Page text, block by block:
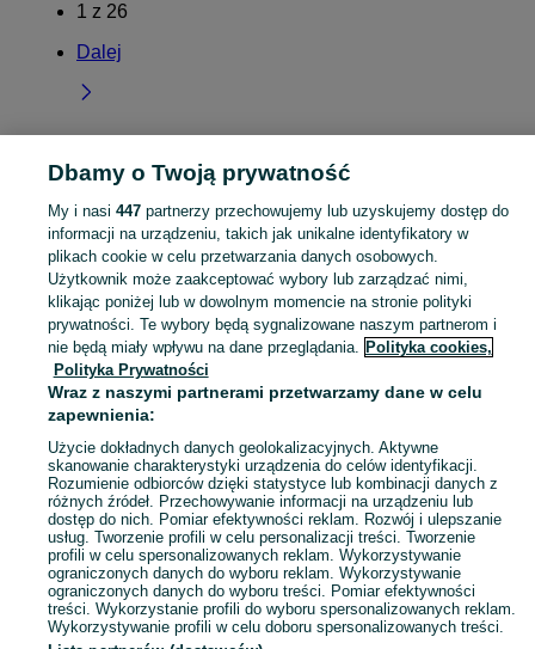
1 z 26
Dalej
Strona główna Małopolskie Łososina Górna
KATEGORIA
Skorzystaj z największego serwisu ogłoszeniowego - Łososina Górna i okolice! Kupuj to, czego pragniesz i sprzedawaj to, czego już nie potrzebujesz! Zobacz
Mapa kategorii
Mapa miejscowości
Mapa ministron
Popularne wyszukiwania
Dbamy o Twoją prywatność
My i nasi 447partnerzy przechowujemy lub uzyskujemy dostęp do
informacji na urządzeniu, takich jak unikalne identyfikatory w
plikach cookie w celu przetwarzania danych osobowych.
Użytkownik może zaakceptować wybory lub zarządzać nimi,
klikając poniżej lub w dowolnym momencie na stronie polityki
prywatności. Te wybory będą sygnalizowane naszym partnerom i
nie będą miały wpływu na dane przeglądania. Polityka cookies,
Polityka Prywatności
Wraz z naszymi partnerami przetwarzamy dane w celu
zapewnienia:
Użycie dokładnych danych geolokalizacyjnych. Aktywne
skanowanie charakterystyki urządzenia do celów identyfikacji.
Rozumienie odbiorców dzięki statystyce lub kombinacji danych z
różnych źródeł. Przechowywanie informacji na urządzeniu lub
dostęp do nich. Pomiar efektywności reklam. Rozwój i ulepszanie
usług. Tworzenie profili w celu personalizacji treści. Tworzenie
profili w celu spersonalizowanych reklam. Wykorzystywanie
ograniczonych danych do wyboru reklam. Wykorzystywanie
ograniczonych danych do wyboru treści. Pomiar efektywności
treści. Wykorzystanie profili do wyboru spersonalizowanych reklam.
Wykorzystywanie profili w celu doboru spersonalizowanych treści.